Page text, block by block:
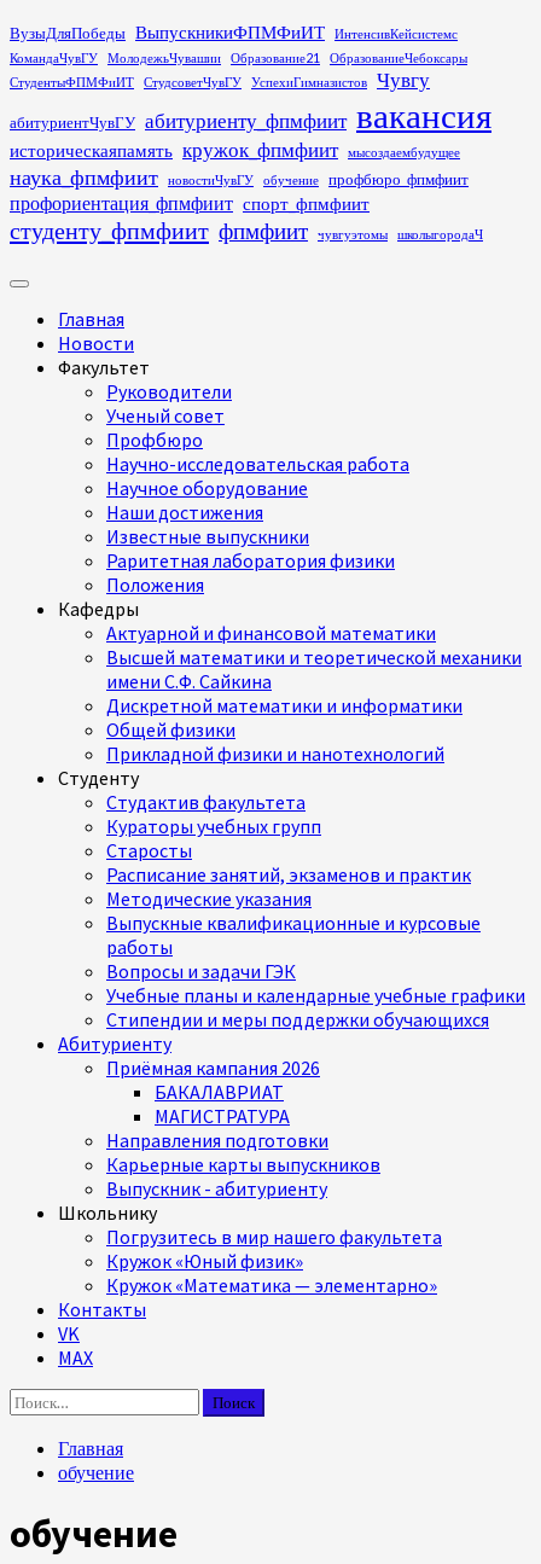
Перейти
к
содержимому
ВузыДляПобеды ВыпускникиФПМФиИТ
ИнтенсивКейсистемс
КомандаЧувГУ
МолодежьЧувашии Образование21
ОбразованиеЧебоксары
СтудентыФПМФиИТ
СтудсоветЧувГУ УспехиГимназистов Чувгу
абитуриентЧувГУ абитуриенту_фпмфиит вакансия
историческаяпамять кружок_фпмфиит мысоздаембудущее
наука_фпмфиит новостиЧувГУ обучение профбюро_фпмфиит
профориентация_фпмфиит спорт_фпмфиит
студенту_фпмфиит фпмфиит чувгуэтомы школыгородаЧ
Основное
Главная
Новости
Факультет
Руководители
Ученый совет
Профбюро
Научно-исследовательская работа
Научное оборудование
Наши достижения
Известные выпускники
Раритетная лаборатория физики
Положения
Кафедры
Актуарной и финансовой математики
Высшей математики и теоретической механики
имени С.Ф. Сайкина
Дискретной математики и информатики
Общей физики
Прикладной физики и нанотехнологий
Студенту
Студактив факультета
Кураторы учебных групп
Старосты
Расписание занятий, экзаменов и практик
Методические указания
Выпускные квалификационные и курсовые
работы
Вопросы и задачи ГЭК
Учебные планы и календарные учебные графики
Стипендии и меры поддержки обучающихся
Абитуриенту
Приёмная кампания 2026
БАКАЛАВРИАТ
МАГИСТРАТУРА
Направления подготовки
Карьерные карты выпускников
Выпускник - абитуриенту
Школьнику
Погрузитесь в мир нашего факультета
Кружок «Юный физик»
Кружок «Математика — элементарно»
Контакты
VK
MAX
Найти:
Главная
обучение
обучение